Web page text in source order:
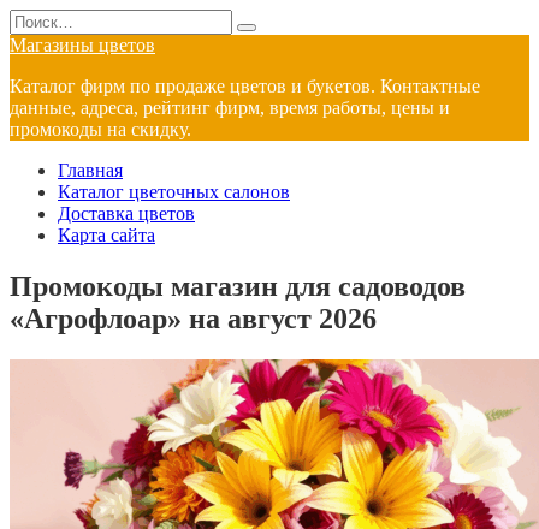
Перейти
к
содержанию
Search
for:
Магазины цветов
Каталог фирм по продаже цветов и букетов. Контактные
данные, адреса, рейтинг фирм, время работы, цены и
промокоды на скидку.
Главная
Каталог цветочных салонов
Доставка цветов
Карта сайта
Промокоды магазин для садоводов
«Агрофлоар» на август 2026